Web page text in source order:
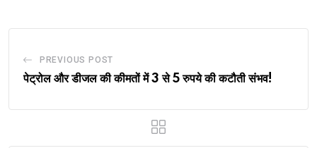
PREVIOUS POST
पेट्रोल और डीजल की कीमतों में 3 से 5 रुपये की कटौती संभव!